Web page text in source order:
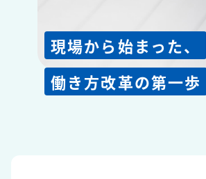
#1 特注品開発プロジェクト
#2 業務改善プロジェクト
Recruit
採用情報
現場から始まった、
働き方改革の第一歩